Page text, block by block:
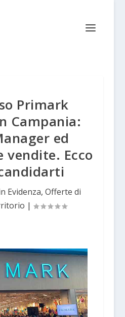
Primark
Campania:
ed
Ecco
Evidenza, Offerte di
|